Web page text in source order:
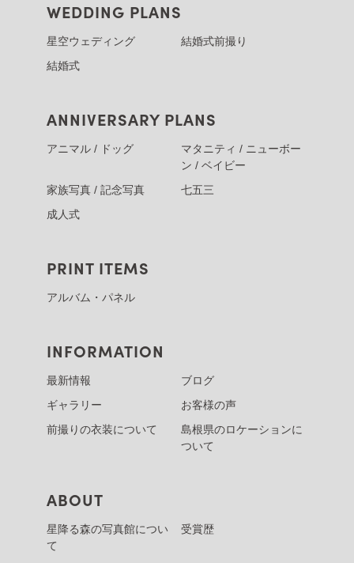
WEDDING PLANS
星空ウェディング
結婚式前撮り
結婚式
ANNIVERSARY PLANS
アニマル / ドッグ
マタニティ / ニューボー
ン / ベイビー
家族写真 / 記念写真
七五三
成人式
PRINT ITEMS
アルバム・パネル
INFORMATION
最新情報
ブログ
ギャラリー
お客様の声
前撮りの衣装について
島根県のロケーションに
ついて
ABOUT
星降る森の写真館につい
て
受賞歴